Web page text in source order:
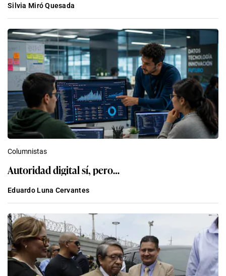
Silvia Miró Quesada
Columnistas
Autoridad digital sí, pero…
Eduardo Luna Cervantes